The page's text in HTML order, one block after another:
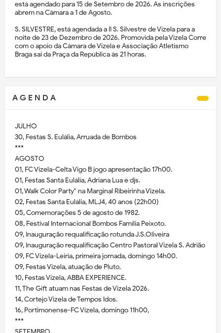
está agendado para 15 de Setembro de 2026. As inscrições
abrem na Câmara a 1 de Agosto.
S. SILVESTRE, está agendada a II S. Silvestre de Vizela para a
noite de 23 de Dezembro de 2026. Promovida pela Vizela Corre
com o apoio da Câmara de Vizela e Associação Atletismo
Braga sai da Praça da República às 21 horas.
A G E N D A
JULHO
30, Festas S. Eulália, Arruada de Bombos
***
AGOSTO
01, FC Vizela-Celta Vigo B jogo apresentação 17h00.
01, Festas Santa Eulália, Adriana Lua e djs.
01, Walk Color Party" na Marginal Ribeirinha Vizela.
02, Festas Santa Eulália, MLJ4, 40 anos (22h00)
05, Comemorações 5 de agosto de 1982.
08, Festival Internacional Bombos Família Peixoto.
09, Inauguração requalificação rotunda J.S.Oliveira
09, Inauguração requalificação Centro Pastoral Vizela S. Adrião
09, FC Vizela-Leiria, primeira jornada, domingo 14h00.
09, Festas Vizela, atuação de Pluto.
10, Festas Vizela, ABBA EXPERIENCE.
11, The Gift atuam nas Festas de Vizela 2026.
14, Cortejo Vizela de Tempos Idos.
16, Portimonense-FC Vizela, domingo 11h00,
***